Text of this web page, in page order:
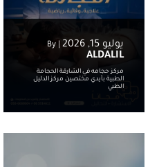
يوليو 15, 2026 By
ALDALIL
مركز حجامه في الشارقة الحجامة
الطبية بأيدي مختصين مركز الدليل
الطبي